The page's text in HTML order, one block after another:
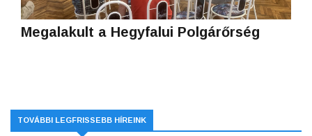
Megalakult a Hegyfalui Polgárőrség
TOVÁBBI LEGFRISSEBB HÍREINK